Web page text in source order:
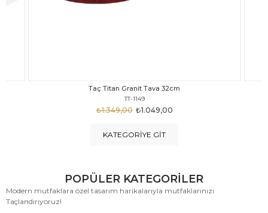
Taç Titan Granit Tava 30cm
TT-1148
₺999,00
₺1.875,00
KATEGORIYE GIT
POPÜLER KATEGORİLER
Modern mutfaklara özel tasarım harikalarıyla mutfaklarınızı
Taçlandırıyoruz!